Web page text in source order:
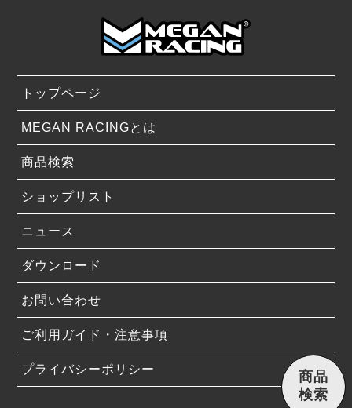
トップページ
MEGAN RACINGとは
商品検索
ショップリスト
ニュース
ダウンロード
お問い合わせ
ご利用ガイド・注意事項
プライバシーポリシー
商品
検索